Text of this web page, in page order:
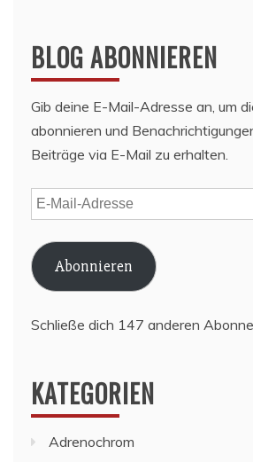
BLOG ABONNIEREN
Gib deine E-Mail-Adresse an, um
abonnieren und
Beiträge via E-Mail zu erhalten.
E-
Mail-
Adresse
Abonnieren
Schließe dich 147 anderen
KATEGORIEN
Adrenochrom